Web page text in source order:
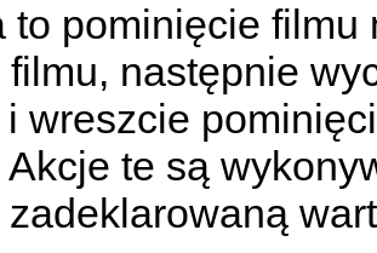
to pominięcie
następnie
wreszcie
te są